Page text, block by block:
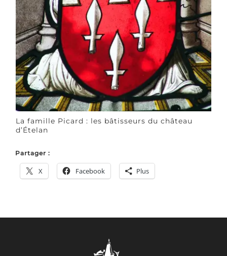
La famille Picard : les bâtisseurs du château
d’Ételan
Partager :
X Facebook Plus